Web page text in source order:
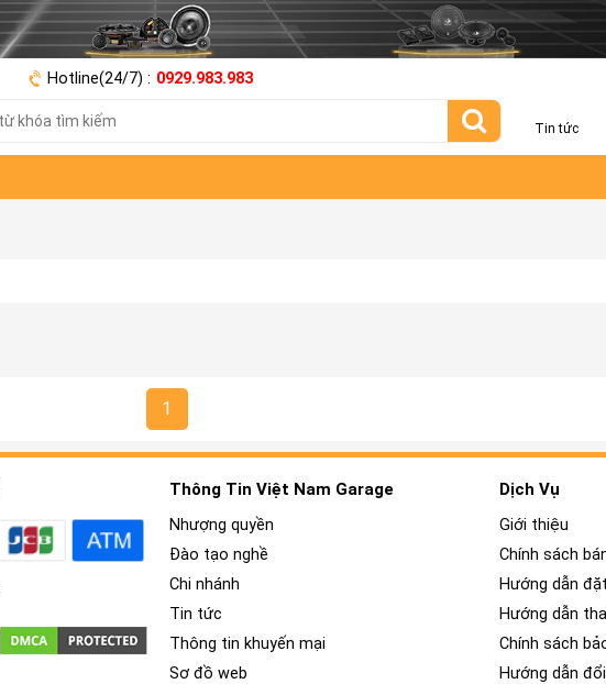
Hotline(24/7) : 0929.983.983
Tin tức
1
Thông Tin Việt Nam Garage
Nhượng quyền
Đào tạo nghề
Chi nhánh
Tin tức
Thông tin khuyến mại
Sơ đồ web
Dịch Vụ
Giới thiệu
Chính sách
Hướng dẫn
Hướng dẫn
Chính sách
Hướng dẫn